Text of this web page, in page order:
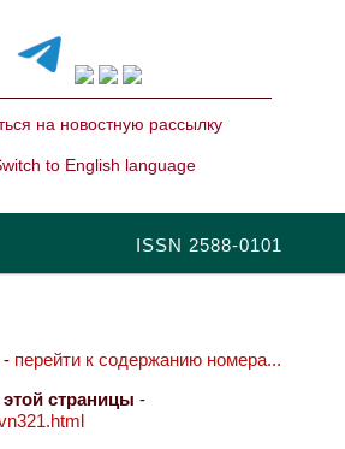
на новостную рассылку
to English language
ISSN 2588-0101
- перейти к содержанию номера...
страницы -